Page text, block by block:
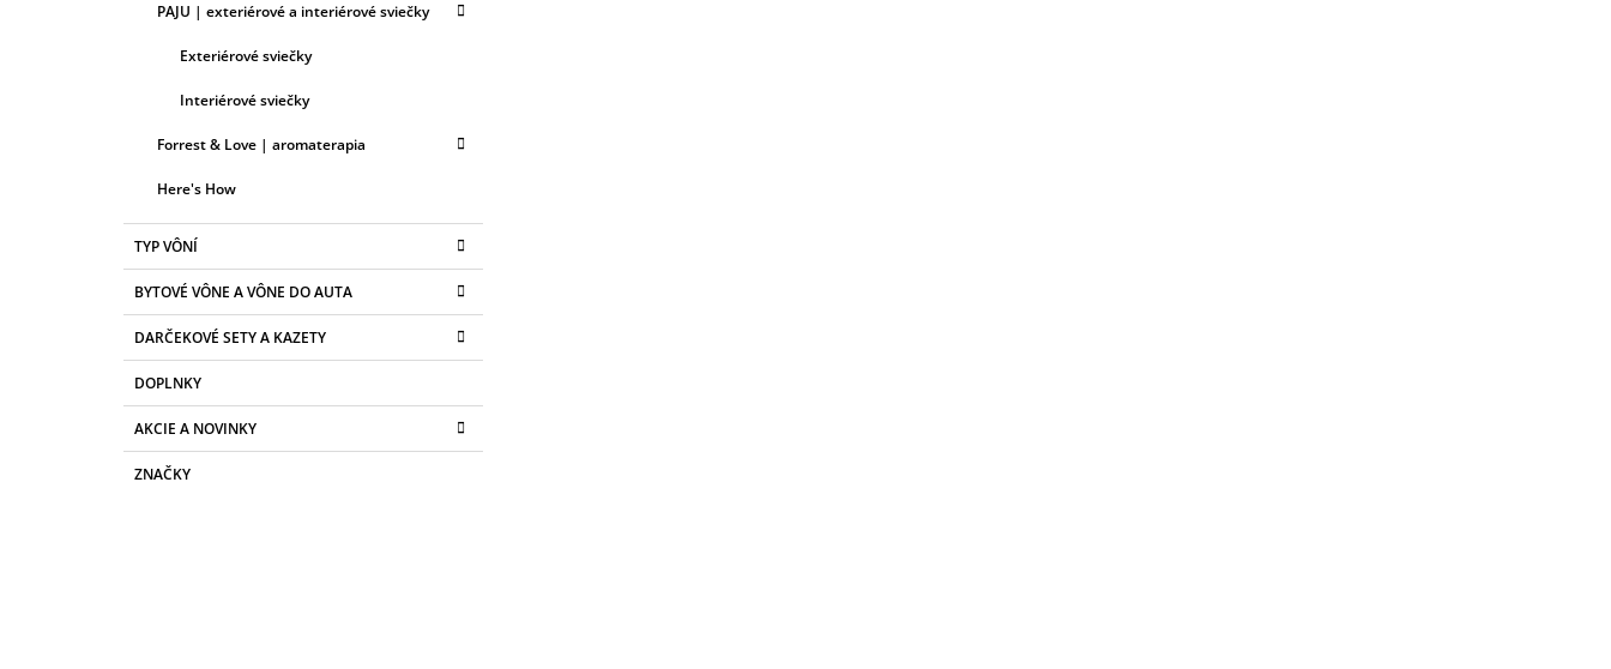
PAJU | exteriérové a interiérové sviečky
Exteriérové sviečky
Interiérové sviečky
Forrest & Love | aromaterapia
Here's How
TYP VÔNÍ
BYTOVÉ VÔNE A VÔNE DO AUTA
DARČEKOVÉ SETY A KAZETY
DOPLNKY
AKCIE A NOVINKY
ZNAČKY